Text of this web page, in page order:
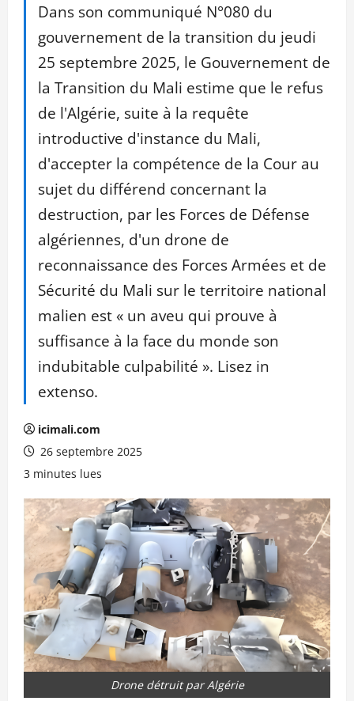
Dans son communiqué N°080 du
gouvernement de la transition du jeudi
25 septembre 2025, le Gouvernement de
la Transition du Mali estime que le refus
de l'Algérie, suite à la requête
introductive d'instance du Mali,
d'accepter la compétence de la Cour au
sujet du différend concernant la
destruction, par les Forces de Défense
algériennes, d'un drone de
reconnaissance des Forces Armées et de
Sécurité du Mali sur le territoire national
malien est « un aveu qui prouve à
suffisance à la face du monde son
indubitable culpabilité ». Lisez in
extenso.
icimali.com
26 septembre 2025
3 minutes lues
Drone détruit par Algérie